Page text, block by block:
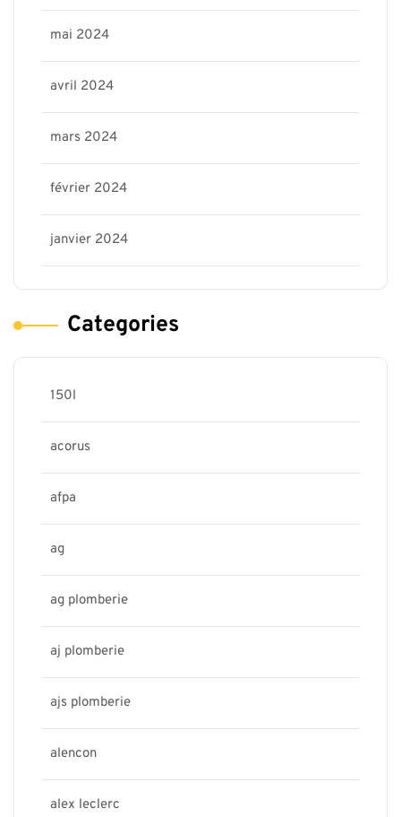
mai 2024
avril 2024
mars 2024
février 2024
janvier 2024
Categories
150l
acorus
afpa
ag
ag plomberie
aj plomberie
ajs plomberie
alencon
alex leclerc